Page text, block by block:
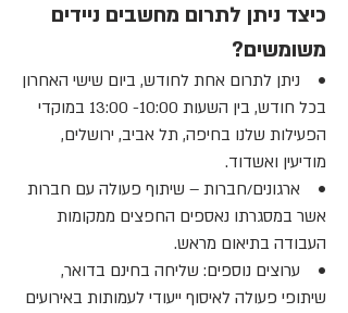
כיצד ניתן לתרום מחשבים ניידים
משומשים?
• ניתן לתרום אחת לחודש, ביום שישי האחרון
בכל חודש, בין השעות 10:00- 13:00 במוקדי
הפעילות שלנו בחיפה, תל אביב, ירושלים,
מודיעין ואשדוד.
• ארגונים/חברות – שיתוף פעולה עם חברות
אשר במסגרתו נאספים החפצים ממקומות
העבודה בתיאום מראש.
• ערוצים נוספים: שליחה בחינם בדואר,
שיתופי פעולה לאיסוף ייעודי לעמותות באירועים